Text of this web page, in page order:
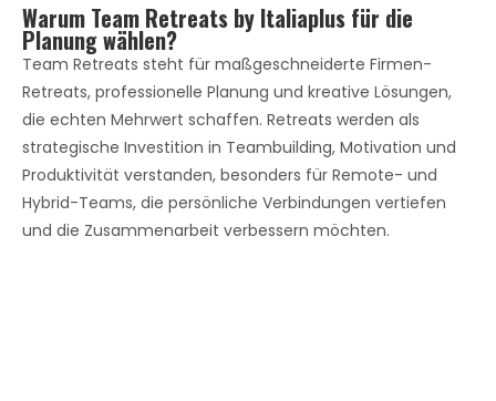
Warum Team Retreats by Italiaplus für die
Planung wählen?
Team Retreats steht für maßgeschneiderte Firmen-
Retreats, professionelle Planung und kreative Lösungen,
die echten Mehrwert schaffen. Retreats werden als
strategische Investition in Teambuilding, Motivation und
Produktivität verstanden, besonders für Remote- und
Hybrid-Teams, die persönliche Verbindungen vertiefen
und die Zusammenarbeit verbessern möchten.